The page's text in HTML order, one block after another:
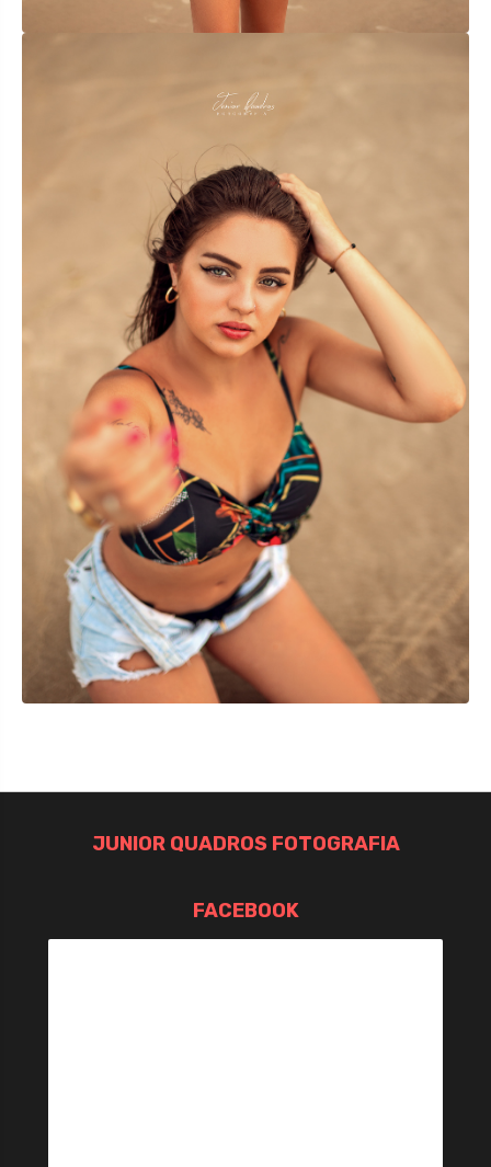
JUNIOR QUADROS FOTOGRAFIA
FACEBOOK